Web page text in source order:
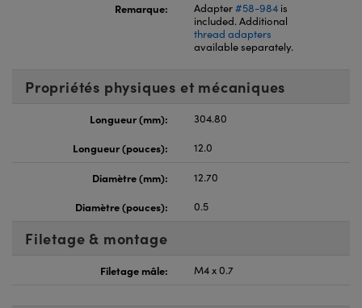
Remarque:
Adapter#58-984 is
included. Additional
thread adapters
available separately.
Propriétés physiques et mécaniques
Longueur (mm):
304.80
Longueur (pouces):
12.0
Diamètre (mm):
12.70
Diamètre (pouces):
0.5
Filetage & montage
Filetage mâle: M4 x 0.7